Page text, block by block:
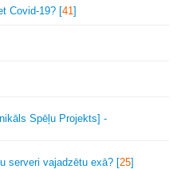
Covid-19? [41]
Spēļu Projekts] -
serveri vajadzētu exā? [25]